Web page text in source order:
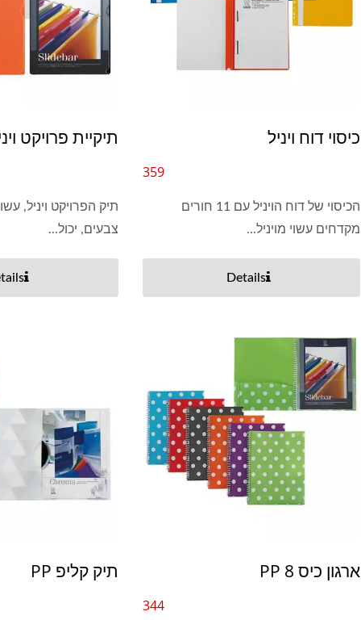
כיסוי דוח ויניל
359
הכיסוי של דוח הויניל עם 11 חורים
מקדחים עשוי מויניל...
Details
תיקיית פרויקט
תיק הפרויקט ויניל, עשוי
צבעים, יכול...
ארגון כיס 8 PP
344
תיק קליפ PP